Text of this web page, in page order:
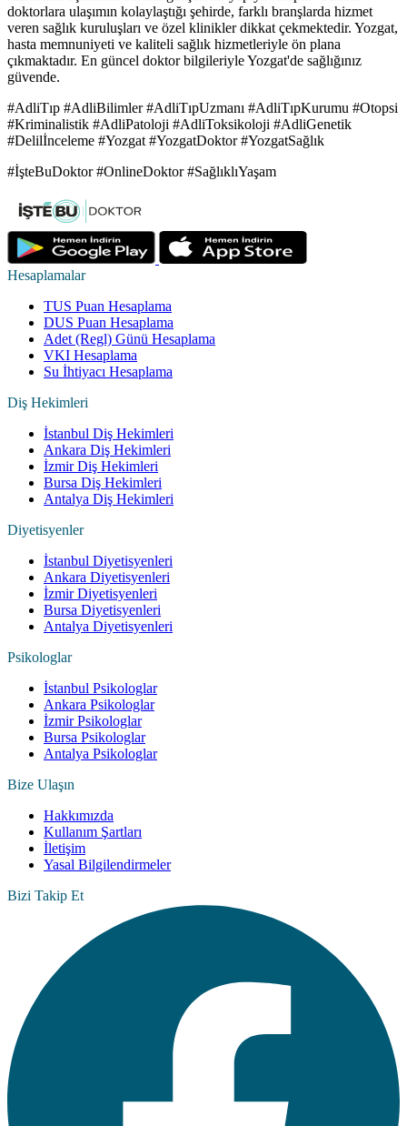
doktorlara ulaşımın kolaylaştığı şehirde, farklı branşlarda hizmet
veren sağlık kuruluşları ve özel klinikler dikkat çekmektedir. Yozgat,
hasta memnuniyeti ve kaliteli sağlık hizmetleriyle ön plana
çıkmaktadır. En güncel doktor bilgileriyle Yozgat'de sağlığınız
güvende.
#AdliTıp #AdliBilimler #AdliTıpUzmanı #AdliTıpKurumu #Otopsi
#Kriminalistik #AdliPatoloji #AdliToksikoloji #AdliGenetik
#Delilİnceleme #Yozgat #YozgatDoktor #YozgatSağlık
#İşteBuDoktor #OnlineDoktor #SağlıklıYaşam
Hesaplamalar
TUS Puan Hesaplama
DUS Puan Hesaplama
Adet (Regl) Günü Hesaplama
VKI Hesaplama
Su İhtiyacı Hesaplama
Diş Hekimleri
İstanbul Diş Hekimleri
Ankara Diş Hekimleri
İzmir Diş Hekimleri
Bursa Diş Hekimleri
Antalya Diş Hekimleri
Diyetisyenler
İstanbul Diyetisyenleri
Ankara Diyetisyenleri
İzmir Diyetisyenleri
Bursa Diyetisyenleri
Antalya Diyetisyenleri
Psikologlar
İstanbul Psikologlar
Ankara Psikologlar
İzmir Psikologlar
Bursa Psikologlar
Antalya Psikologlar
Bize Ulaşın
Hakkımızda
Kullanım Şartları
İletişim
Yasal Bilgilendirmeler
Bizi Takip Et